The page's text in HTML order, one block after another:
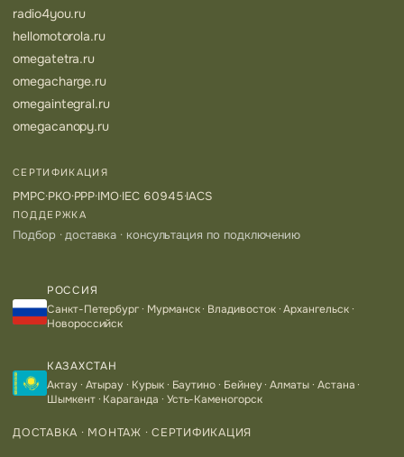
radio4you.ru
hellomotorola.ru
omegatetra.ru
omegacharge.ru
omegaintegral.ru
omegacanopy.ru
СЕРТИФИКАЦИЯ
РМРС·РКО·РРР·IMO·IEC 60945·IACS
ПОДДЕРЖКА
Подбор · доставка · консультация по подключению
РОССИЯ
Санкт-Петербург · Мурманск · Владивосток · Архангельск ·
Новороссийск
КАЗАХСТАН
Актау · Атырау · Курык · Баутино · Бейнеу · Алматы · Астана ·
Шымкент · Караганда · Усть-Каменогорск
ДОСТАВКА · МОНТАЖ · СЕРТИФИКАЦИЯ